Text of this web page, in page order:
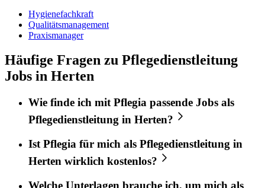
Hygienefachkraft
Qualitätsmanagement
Praxismanager
Häufige Fragen zu Pflegedienstleitung
Jobs in Herten
Wie finde ich mitPflegia passende Jobs als
Pflegedienstleitung in Herten?
Ist Pflegia für mich als Pflegedienstleitung in
Herten wirklich kostenlos?
Welche Unterlagen brauche ich, um mich als